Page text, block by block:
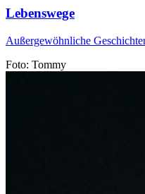
Lebenswege
Außergewöhnliche
Foto: Tommy